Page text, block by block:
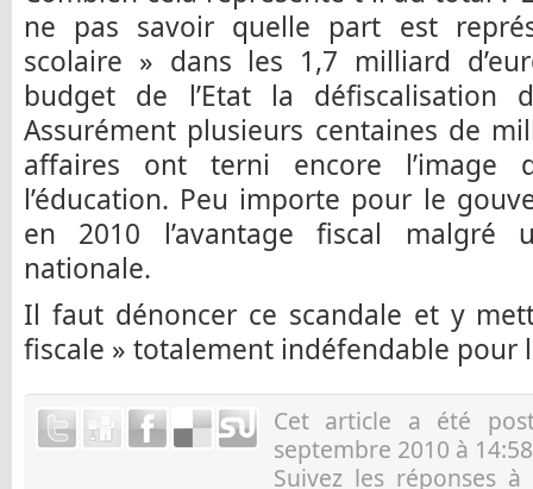
ne pas savoir quelle part est
scolaire » dans les 1,7 milliard
budget de l’Etat la défiscalisation
Assurément plusieurs centaines de
affaires ont terni encore l’image
l’éducation. Peu importe pour le
en 2010 l’avantage fiscal malgré
nationale.
Il faut dénoncer ce scandale et y
fiscale » totalement indéfendable pour
Cet article a été
septembre 2010 à
Suivez les réponses